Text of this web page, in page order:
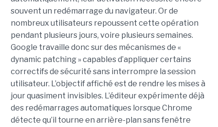
souvent un redémarrage du navigateur. Or de
nombreux utilisateurs repoussent cette opération
pendant plusieurs jours, voire plusieurs semaines.
Google travaille donc sur des mécanismes de «
dynamic patching » capables d’appliquer certains
correctifs de sécurité sans interrompre la session
utilisateur. L’objectif affiché est de rendre les mises à
jour quasiment invisibles. L’éditeur expérimente déjà
des redémarrages automatiques lorsque Chrome
détecte qu’il tourne en arrière-plan sans fenêtre